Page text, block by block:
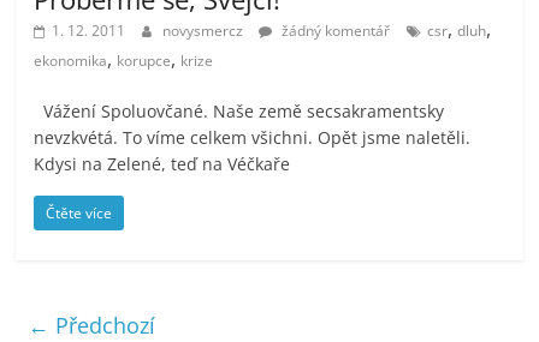
1. 12. 2011 novysmercz žádný komentář csr,dluh,
ekonomika, korupce, krize
Vážení Spoluovčané. Naše země secsakramentsky
nevzkvétá. To víme celkem všichni. Opět jsme naletěli.
Kdysi na Zelené, teď na Véčkaře
Čtěte více
← Předchozí